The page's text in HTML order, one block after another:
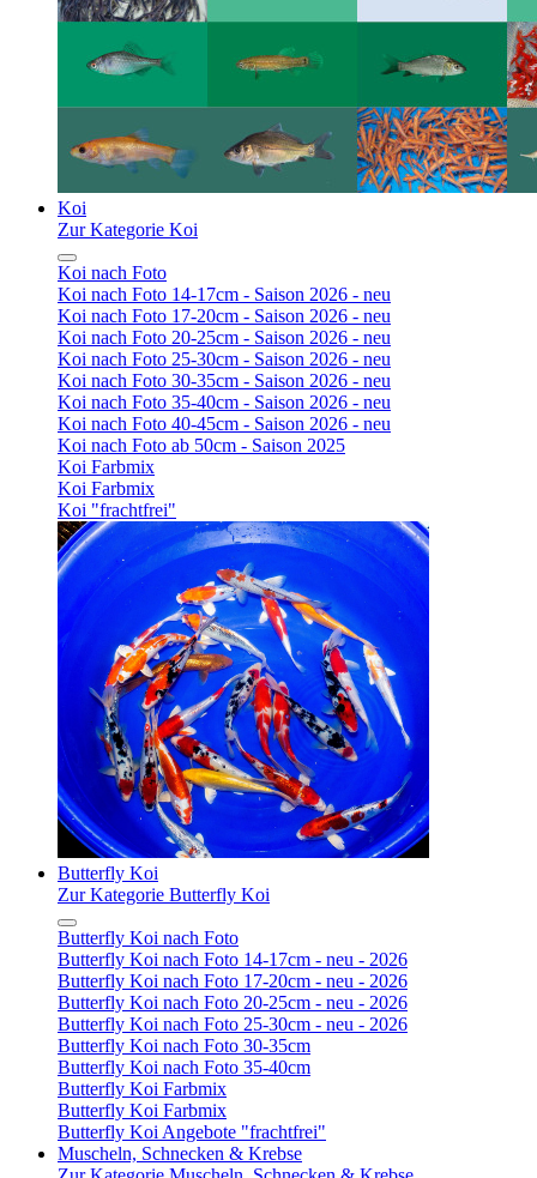
Koi
Zur Kategorie Koi
Koi nach Foto
Koi nach Foto 14-17cm - Saison 2026 - neu
Koi nach Foto 17-20cm - Saison 2026 - neu
Koi nach Foto 20-25cm - Saison 2026 - neu
Koi nach Foto 25-30cm - Saison 2026 - neu
Koi nach Foto 30-35cm - Saison 2026 - neu
Koi nach Foto 35-40cm - Saison 2026 - neu
Koi nach Foto 40-45cm - Saison 2026 - neu
Koi nach Foto ab 50cm - Saison 2025
Koi Farbmix
Koi Farbmix
Koi "frachtfrei"
Butterfly Koi
Zur Kategorie Butterfly Koi
Butterfly Koi nach Foto
Butterfly Koi nach Foto 14-17cm - neu - 2026
Butterfly Koi nach Foto 17-20cm - neu - 2026
Butterfly Koi nach Foto 20-25cm - neu - 2026
Butterfly Koi nach Foto 25-30cm - neu - 2026
Butterfly Koi nach Foto 30-35cm
Butterfly Koi nach Foto 35-40cm
Butterfly Koi Farbmix
Butterfly Koi Farbmix
Butterfly Koi Angebote "frachtfrei"
Muscheln, Schnecken & Krebse